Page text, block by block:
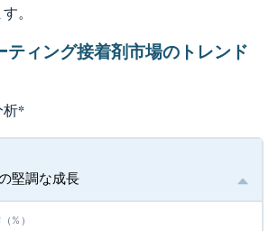
。
ティング接着剤市場のトレンド
析*
堅調な成長